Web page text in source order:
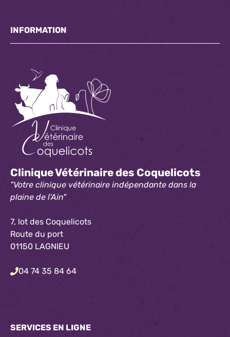
INFORMATION
Clinique Vétérinaire des Coquelicots
"Votre clinique vétérinaire indépendante dans la
plaine de l'Ain"
7, lot des Coquelicots
Route du port
01150 LAGNIEU
04 74 35 84 64
SERVICES EN LIGNE